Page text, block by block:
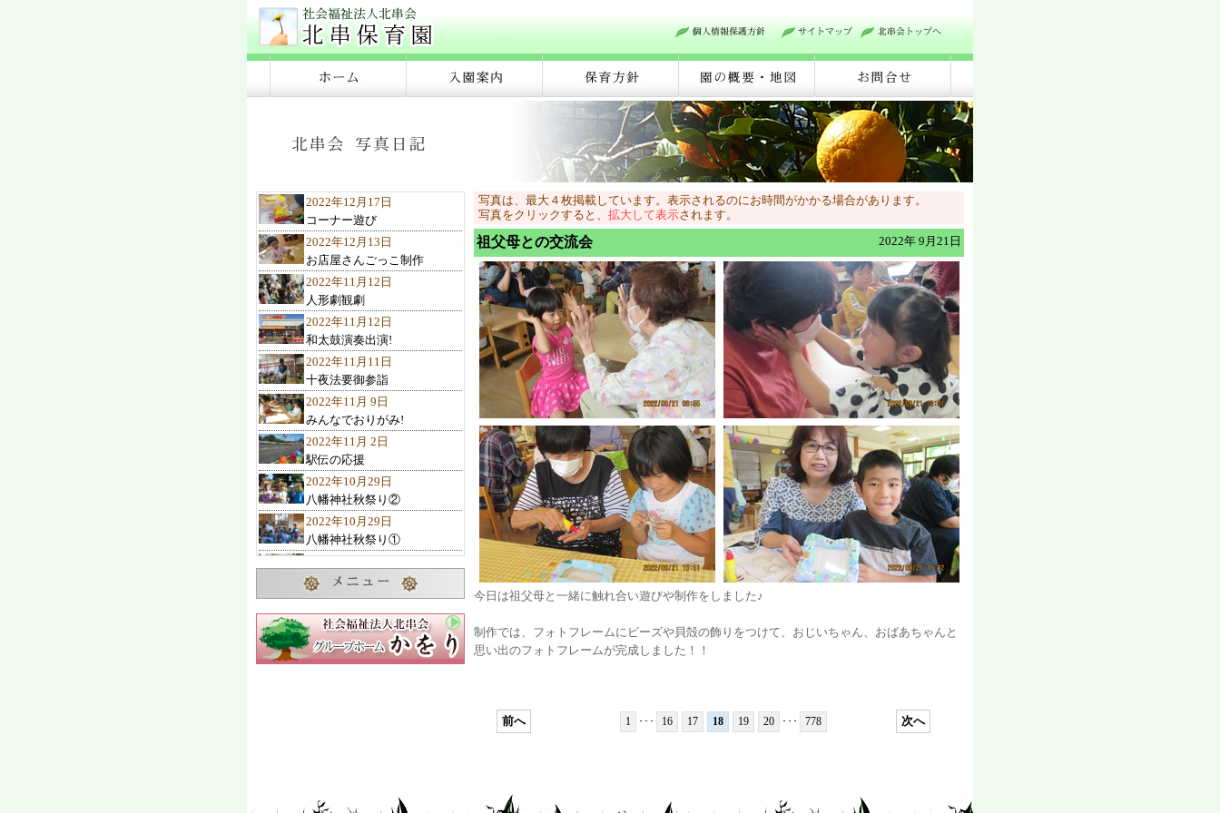
2022年12月17日
コーナー遊び
2022年12月13日
お店屋さんごっこ制作
2022年11月12日
人形劇観劇
2022年11月12日
和太鼓演奏出演!
2022年11月11日
十夜法要御参詣
2022年11月 9日
みんなでおりがみ!
2022年11月 2日
駅伝の応援
2022年10月29日
八幡神社秋祭り②
2022年10月29日
八幡神社秋祭り①
10月のお誕生会
2022年10月23日
諏訪の池神社秋祭り
2022年10月22日
ひまわりクラブ 遠足
2022年10月 1日
写真は、最大４枚掲載しています。表示されるのにお時間がかかる場合があります。
写真をクリックすると、 拡大して表示されます。
2022年 9月21日
祖父母との交流会
今日は祖父母と一緒に触れ合い遊びや制作をしました♪
制作では、フォトフレームにビーズや貝殻の飾りをつけて、おじいちゃん、おばあちゃんと
思い出のフォトフレームが完成しました！！
前へ 次へ
1 ･･･ 16 17 18 19 20 ･･･ 778